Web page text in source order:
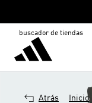
buscador de tiendas
Atrás Inicio